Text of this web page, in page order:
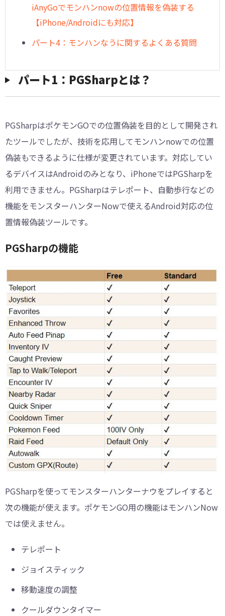
iAnyGoでモンハンnowの位置情報を偽装する
【iPhone/Androidにも対応】
パート4：モンハンなうに関するよくある質問
パート1：PGSharpとは？
PGSharpはポケモンGOでの位置偽装を目的として開発され
たツールでしたが、技術を応用してモンハンnowでの位置
偽装もできるように仕様が変更されています。対応してい
るデバイスはAndroidのみとなり、iPhoneではPGSharpを
利用できません。PGSharpはテレポート、自動歩行などの
機能をモンスターハンターNowで使えるAndroid対応の位
置情報偽装ツールです。
PGSharpの機能
PGSharpを使ってモンスターハンターナウをプレイすると
次の機能が使えます。ポケモンGO用の機能はモンハンNow
では使えません。
テレポート
ジョイスティック
移動速度の調整
クールダウンタイマー